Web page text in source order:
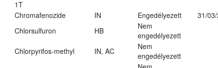
1T
Chromafenozide IN Engedélyezett
31/
Chlorsulfuron
HB
Nem
engedélyezett
Chlorpyrifos-methyl
IN, AC
Nem
engedélyezett